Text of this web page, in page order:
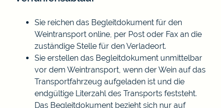
Sie reichen das Begleitdokument für den
Weintransport online, per Post oder Fax an die
zuständige Stelle für den Verladeort.
Sie erstellen das Begleitdokument unmittelbar
vor dem Weintransport, wenn der Wein auf das
Transportfahrzeug aufgeladen ist und die
endgültige Literzahl des Transports feststeht.
Das Begleitdokument bezieht sich nur auf